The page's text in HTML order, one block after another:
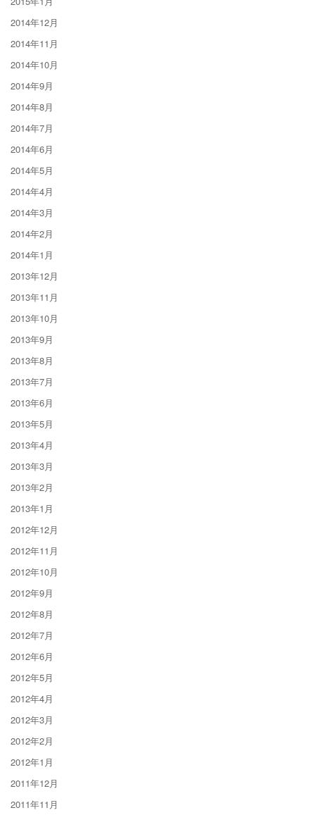
2014年12月
2014年11月
2014年10月
2014年9月
2014年8月
2014年7月
2014年6月
2014年5月
2014年4月
2014年3月
2014年2月
2014年1月
2013年12月
2013年11月
2013年10月
2013年9月
2013年8月
2013年7月
2013年6月
2013年5月
2013年4月
2013年3月
2013年2月
2013年1月
2012年12月
2012年11月
2012年10月
2012年9月
2012年8月
2012年7月
2012年6月
2012年5月
2012年4月
2012年3月
2012年2月
2012年1月
2011年12月
2011年11月